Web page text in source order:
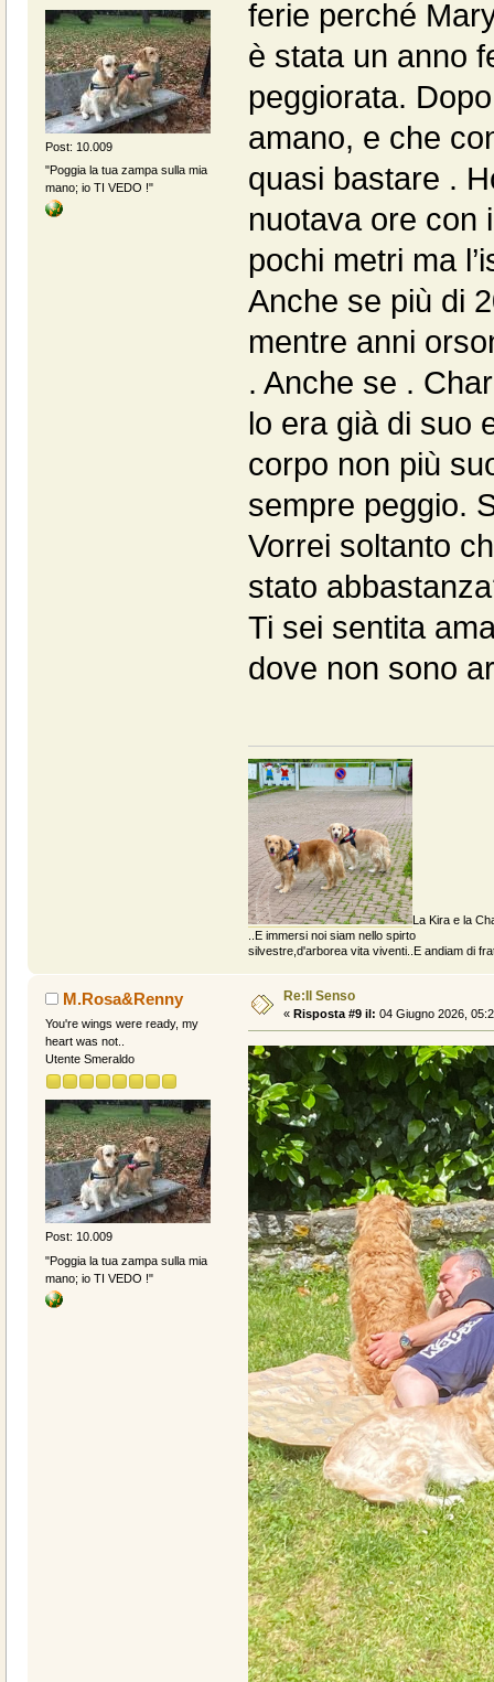
Post: 10.009
"Poggia la tua zampa sulla mia
mano; io TI VEDO !"
ferie perché
è stata un anno
peggiorata.
amano, e che
quasi bastare .
nuotava ore con
pochi metri ma
Anche se più di
mentre anni
. Anche se .
lo era già di suo
corpo non più
sempre peggio.
Vorrei soltanto
stato
Ti sei sentita
dove non sono
La Kira e la
..E immersi noi siam nello spirto
silvestre,d'arborea vita viventi..E andiam di
M.Rosa&Renny
You're wings were ready, my
heart was not..
Utente Smeraldo
Post: 10.009
"Poggia la tua zampa sulla mia
mano; io TI VEDO !"
Re:Il Senso
« Risposta #9 il: 04 Giugno 2026,